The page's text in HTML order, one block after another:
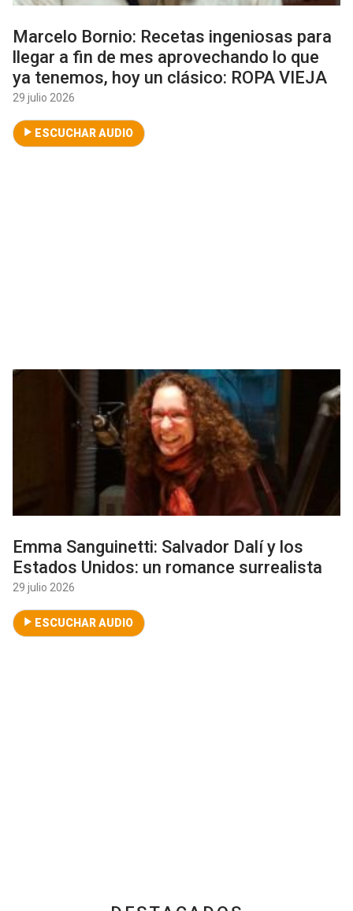
Marcelo Bornio: Recetas ingeniosas para
llegar a fin de mes aprovechando lo que
ya tenemos, hoy un clásico: ROPA VIEJA
29 julio 2026
ESCUCHAR AUDIO
Emma Sanguinetti: Salvador Dalí y los
Estados Unidos: un romance surrealista
29 julio 2026
ESCUCHAR AUDIO